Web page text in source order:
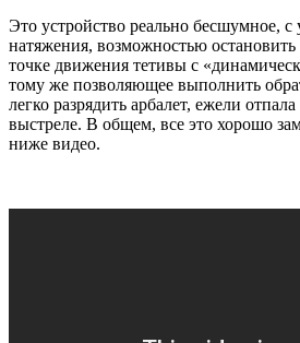
Это устройство реально бесшумное,
натяжения, возможностью
точке движения тетивы с
тому же позволяющее выполнить
легко разрядить арбалет, ежели
выстреле. В общем, все это хорошо
ниже видео.